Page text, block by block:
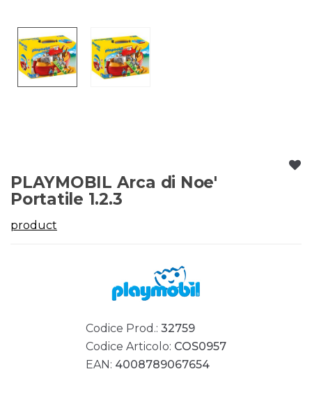
PLAYMOBIL Arca di Noe'
Portatile 1.2.3
product
Codice Prod.: 32759
Codice Articolo: COS0957
EAN: 4008789067654